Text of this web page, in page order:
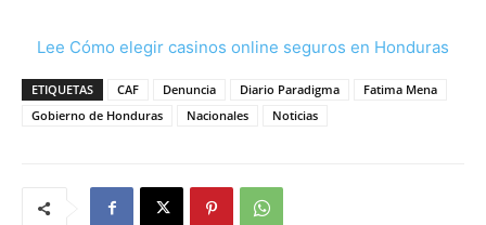
Lee Cómo elegir casinos online seguros en Honduras
ETIQUETAS CAF Denuncia Diario Paradigma
Fatima Mena
Gobierno de Honduras
Nacionales Noticias